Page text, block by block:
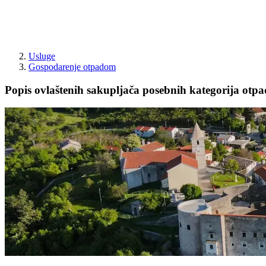
Usluge
Gospodarenje otpadom
Popis ovlaštenih sakupljača posebnih kategorija